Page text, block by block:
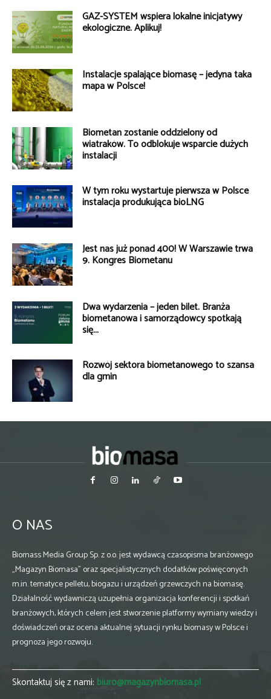
GAZ-SYSTEM wspiera lokalne inicjatywy
ekologiczne. Aplikuj!
Instalacje spalające biomasę – jedyna taka
mapa w Polsce!
Biometan zostanie oddzielony od
wiatraków. To odblokuje wsparcie dużych
instalacji
W tym roku wystartuje pierwsza w Polsce
instalacja produkująca bioLNG
Jest nas już ponad 400! W Warszawie trwa
9. Kongres Biometanu
Dwa wydarzenia – jeden bilet. Branża
biometanowa i samorządowcy spotkają
się...
Rozwój sektora biometanowego to szansa
dla gmin
O NAS
Biomass Media Group Sp. z o.o. jest wydawcą czasopisma branżowego
„Magazyn Biomasa” oraz specjalistycznych dodatków poświęconych
m.in. tematyce pelletu, biogazu i urządzeń grzewczych na biomasę.
Działalność wydawniczą uzupełnia organizacja konferencji i spotkań
branżowych, których celem jest stworzenie platformy wymiany wiedzy i
doświadczeń oraz ocena aktualnej sytuacji rynku biomasy w Polsce i
prognoza jego rozwoju.
Skontaktuj się z nami: biuro@magazynbiomasa.pl